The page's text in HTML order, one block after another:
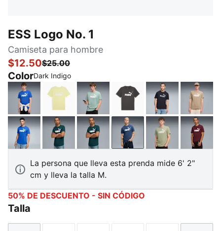
ESS Logo No. 1
Camiseta para hombre
$12.50$25.00
ColorDark Indigo
Mountain BlueGold MoonLight Moss Dusky GrayPUMA BlackIce
PUMA Team Royal
Wild GreenGreen TerrainDark IndigoLux Army Ruby
La persona que lleva esta prenda mide 6' 2"
cm y lleva la talla M.
50% DE DESCUENTO - SIN CÓDIGO
Talla